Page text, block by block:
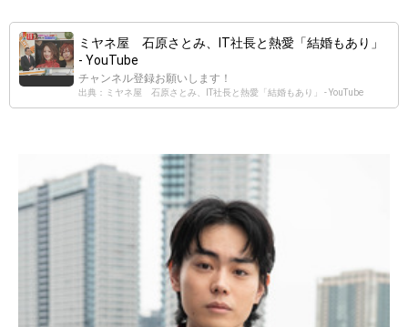
ミヤネ屋 石原さとみ、IT社長と熱愛「結婚もあり」
- YouTube
チャンネル登録お願いします！
出典：ミヤネ屋 石原さとみ、IT社長と熱愛「結婚もあり」 - YouTube